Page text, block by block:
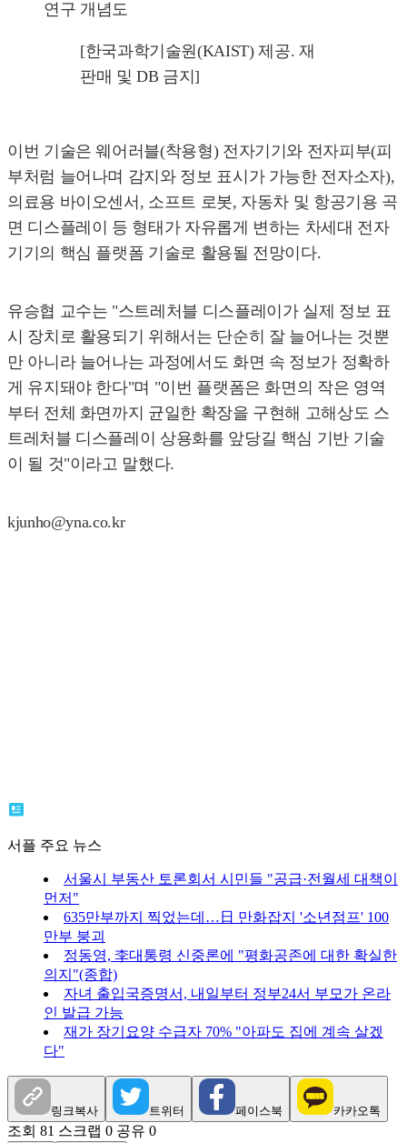
연구 개념도
[한국과학기술원(KAIST) 제공. 재
판매 및 DB 금지]
이번 기술은 웨어러블(착용형) 전자기기와 전자피부(피
부처럼 늘어나며 감지와 정보 표시가 가능한 전자소자),
의료용 바이오센서, 소프트 로봇, 자동차 및 항공기용 곡
면 디스플레이 등 형태가 자유롭게 변하는 차세대 전자
기기의 핵심 플랫폼 기술로 활용될 전망이다.
유승협 교수는 "스트레처블 디스플레이가 실제 정보 표
시 장치로 활용되기 위해서는 단순히 잘 늘어나는 것뿐
만 아니라 늘어나는 과정에서도 화면 속 정보가 정확하
게 유지돼야 한다"며 "이번 플랫폼은 화면의 작은 영역
부터 전체 화면까지 균일한 확장을 구현해 고해상도 스
트레처블 디스플레이 상용화를 앞당길 핵심 기반 기술
이 될 것"이라고 말했다.
kjunho@yna.co.kr
서플 주요 뉴스
서울시 부동산 토론회서 시민들 "공급·전월세 대책이
먼저"
635만부까지 찍었는데…日 만화잡지 '소년점프' 100
만부 붕괴
정동영, 李대통령 신중론에 "평화공존에 대한 확실한
의지"(종합)
자녀 출입국증명서, 내일부터 정부24서 부모가 온라
인 발급 가능
재가 장기요양 수급자 70% "아파도 집에 계속 살겠
다"
링크복사 트위터 페이스북 카카오톡
조회 81 스크랩 0 공유 0